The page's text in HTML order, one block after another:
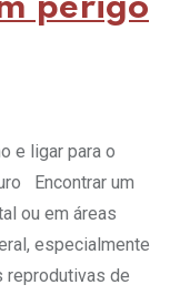
perigo
e ligar para o
Encontrar um
ou em áreas
especialmente
reprodutivas de